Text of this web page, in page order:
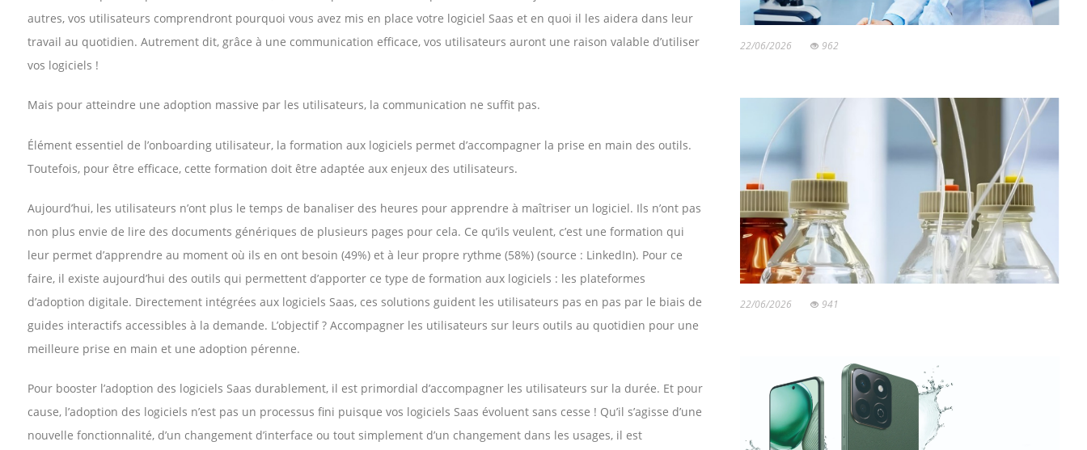
autres, vos utilisateurs comprendront pourquoi vous avez mis en place votre logiciel Saas et en quoi il les aidera dans leur
travail au quotidien. Autrement dit, grâce à une communication efficace, vos utilisateurs auront une raison valable d’utiliser
vos logiciels !
Mais pour atteindre une adoption massive par les utilisateurs, la communication ne suffit pas.
Élément essentiel de l’onboarding utilisateur, la formation aux logiciels permet d’accompagner la prise en main des outils.
Toutefois, pour être efficace, cette formation doit être adaptée aux enjeux des utilisateurs.
Aujourd’hui, les utilisateurs n’ont plus le temps de banaliser des heures pour apprendre à maîtriser un logiciel. Ils n’ont pas
non plus envie de lire des documents génériques de plusieurs pages pour cela. Ce qu’ils veulent, c’est une formation qui
leur permet d’apprendre au moment où ils en ont besoin (49%) et à leur propre rythme (58%) (source : LinkedIn). Pour ce
faire, il existe aujourd’hui des outils qui permettent d’apporter ce type de formation aux logiciels : les plateformes
d’adoption digitale. Directement intégrées aux logiciels Saas, ces solutions guident les utilisateurs pas en pas par le biais de
guides interactifs accessibles à la demande. L’objectif ? Accompagner les utilisateurs sur leurs outils au quotidien pour une
meilleure prise en main et une adoption pérenne.
Pour booster l’adoption des logiciels Saas durablement, il est primordial d’accompagner les utilisateurs sur la durée. Et pour
cause, l’adoption des logiciels n’est pas un processus fini puisque vos logiciels Saas évoluent sans cesse ! Qu’il s’agisse d’une
nouvelle fonctionnalité, d’un changement d’interface ou tout simplement d’un changement dans les usages, il est
22/06/2026 962
22/06/2026 941